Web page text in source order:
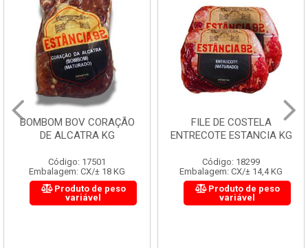
BOMBOM BOV CORAÇÃO
DE ALCATRA KG
Código: 17501
Embalagem: CX/± 18 KG
Produto de peso
variável
FILE DE COSTELA
ENTRECOTE ESTANCIA KG
Código: 18299
Embalagem: CX/± 14,4 KG
Produto de peso
variável